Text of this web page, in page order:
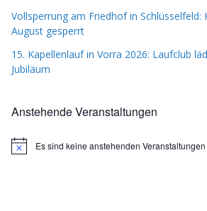
Vollsperrung am Friedhof in Schlüsselfeld:
August gesperrt
15. Kapellenlauf in Vorra 2026: Laufclub
Jubiläum
Anstehende Veranstaltungen
H
Es sind keine anstehenden